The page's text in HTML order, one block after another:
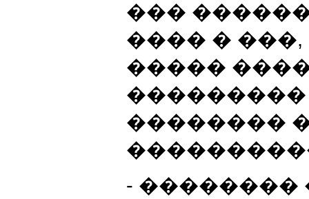
���
���� �
�����
��������
-